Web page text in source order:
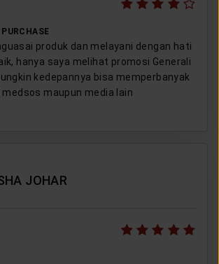
produk dan melayani dengan hati
hanya saya melihat promosi Generali
kedepannya bisa memperbanyak
maupun media lain
JOHAR